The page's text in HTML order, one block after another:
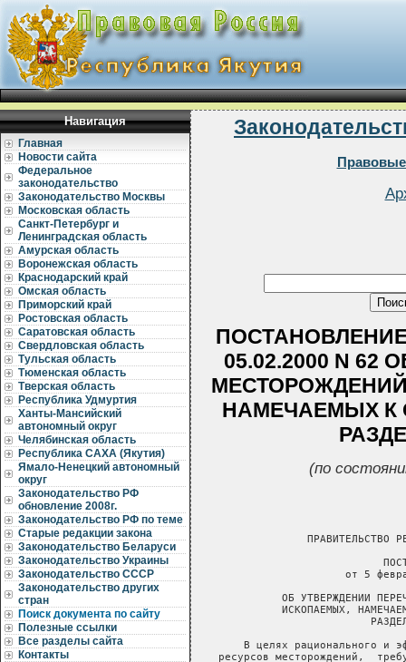
Навигация
Главная
Новости сайта
Федеральное
законодательство
Законодательство Москвы
Московская область
Санкт-Петербург и
Ленинградская область
Амурская область
Воронежская область
Краснодарский край
Омская область
Приморский край
Ростовская область
Саратовская область
Свердловская область
Тульская область
Тюменская область
Тверская область
Республика Удмуртия
Ханты-Мансийский
автономный округ
Челябинская область
Республика САХА (Якутия)
Ямало-Ненецкий автономный
округ
Законодательство РФ
обновление 2008г.
Законодательство РФ по теме
Старые редакции закона
Законодательство Беларуси
Законодательство Украины
Законодательство СССР
Законодательство других
стран
Поиск документа по сайту
Полезные ссылки
Все разделы сайта
Контакты
05.02.2000 N
НАМЕЧАЕМЫХ К
(по